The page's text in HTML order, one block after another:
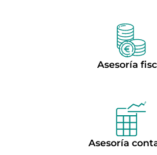
Asesoría
Asesoría